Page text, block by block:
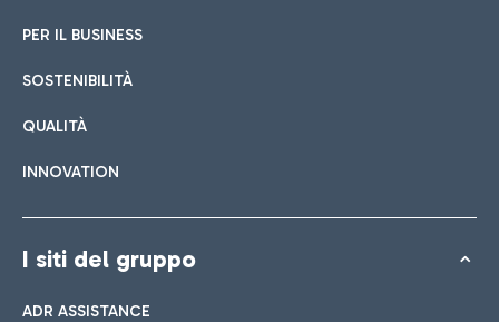
PER IL BUSINESS
SOSTENIBILITÀ
QUALITÀ
INNOVATION
I siti del gruppo
ADR ASSISTANCE